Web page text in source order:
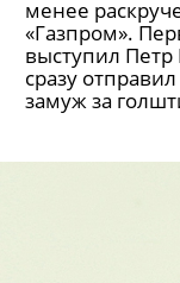
«Газпром».
выступил Петр
сразу
замуж за